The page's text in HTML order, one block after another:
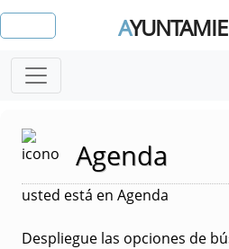
A
Agenda
usted está en Agenda
Despliegue las opciones de